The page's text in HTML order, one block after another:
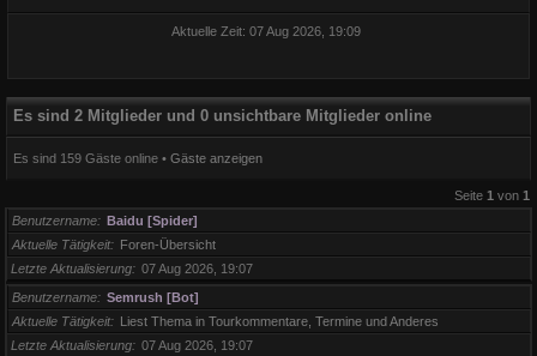
e
Aktuelle Zeit: 07 Aug 2026, 19:09
Es sind 2 Mitglieder und 0 unsichtbare Mitglieder online
Es sind 159 Gäste online • Gäste anzeigen
Seite 1 von 1
Benutzername
Baidu [Spider]
Aktuelle Tätigkeit
Foren-Übersicht
Letzte Aktualisierung
07 Aug 2026, 19:07
Benutzername
Semrush [Bot]
Aktuelle Tätigkeit
Liest Thema in Tourkommentare, Termine und Anderes
Letzte Aktualisierung
07 Aug 2026, 19:07